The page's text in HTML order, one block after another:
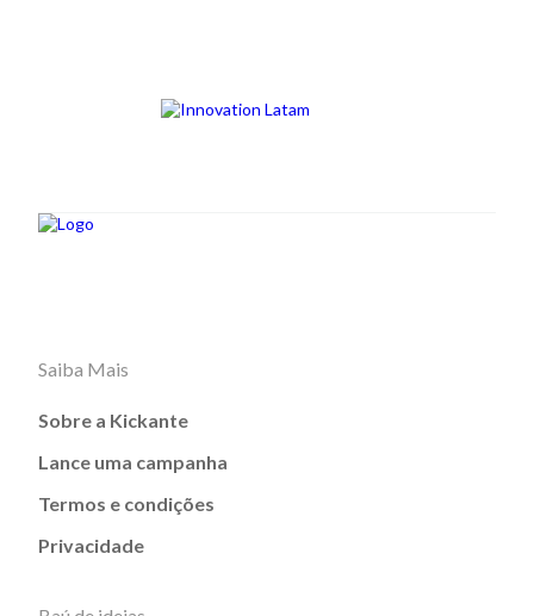
Saiba Mais
Sobre a Kickante
Lance uma campanha
Termos e condições
Privacidade